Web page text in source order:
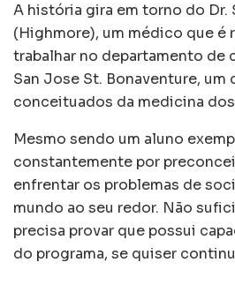
A história gira em torno do Dr.
(Highmore), um médico que é
trabalhar no departamento de
San Jose St. Bonaventure, um
conceituados da medicina
Mesmo sendo um aluno
constantemente por
enfrentar os problemas de
mundo ao seu redor. Não
precisa provar que possui
do programa, se quiser